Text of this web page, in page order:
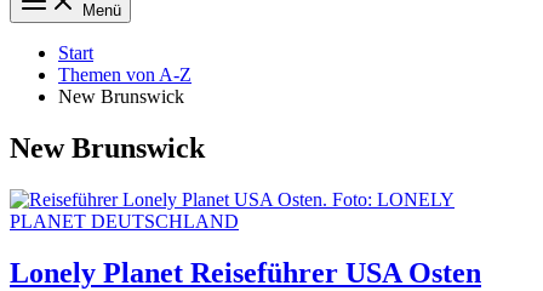
Menü
Start
Themen von A-Z
New Brunswick
New Brunswick
Lonely Planet Reiseführer USA Osten